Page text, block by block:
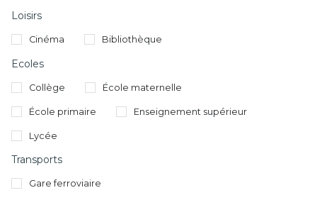
Loisirs
Cinéma Bibliothèque
Ecoles
Collège École maternelle
École primaire Enseignement supérieur
Lycée
Transports
Gare ferroviaire